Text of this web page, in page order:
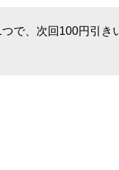
で、次回100円引き